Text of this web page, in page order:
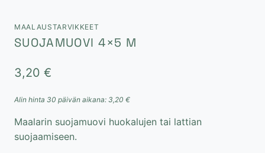
MAALAUSTARVIKKEET
SUOJAMUOVI 4×5 M
3,20 €
Alin hinta 30 päivän aikana: 3,20 €
Maalarin suojamuovi huokalujen tai lattian
suojaamiseen.